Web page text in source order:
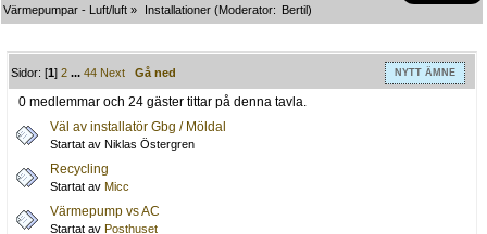
Värmepumpar - Luft/luft » Installationer (Moderator: Bertil)
Sidor: [1]2 ...44 Next Gå ned NYTT ÄMNE
0 medlemmar och 24 gäster tittar på denna tavla.
Väl av installatör Gbg / Möldal
Startat av Niklas Östergren
Recycling
Startat av Micc
Värmepump vs AC
Startat av Posthuset